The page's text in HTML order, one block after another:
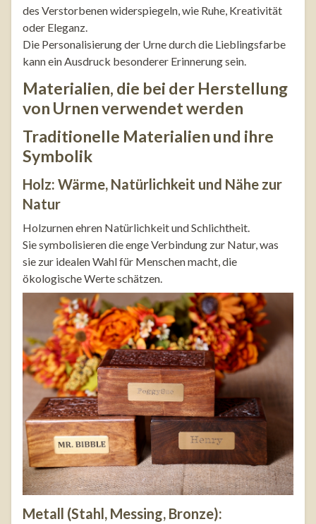
des Verstorbenen widerspiegeln, wie Ruhe, Kreativität
oder Eleganz.
Die Personalisierung der Urne durch die Lieblingsfarbe
kann ein Ausdruck besonderer Erinnerung sein.
Materialien, die bei der Herstellung
von Urnen verwendet werden
Traditionelle Materialien und ihre
Symbolik
Holz: Wärme, Natürlichkeit und Nähe zur
Natur
Holzurnen ehren Natürlichkeit und Schlichtheit.
Sie symbolisieren die enge Verbindung zur Natur, was
sie zur idealen Wahl für Menschen macht, die
ökologische Werte schätzen.
Metall (Stahl, Messing, Bronze):